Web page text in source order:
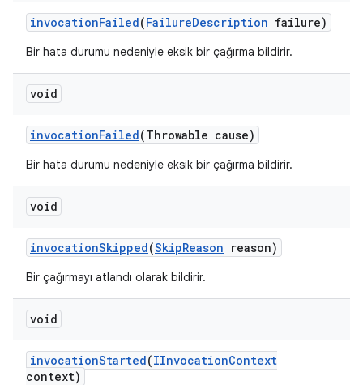
invocationFailed(FailureDescription failure)
Bir hata durumu nedeniyle eksik bir çağırma bildirir.
void
invocationFailed(Throwable cause)
Bir hata durumu nedeniyle eksik bir çağırma bildirir.
void
invocationSkipped(SkipReason reason)
Bir çağırmayı atlandı olarak bildirir.
void
invocationStarted(IInvocationContext
context)